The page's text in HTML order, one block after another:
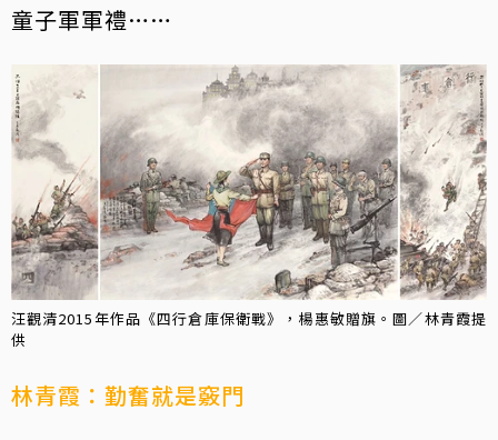
童子軍軍禮……
汪觀清2015年作品《四行倉庫保衛戰》，楊惠敏贈旗。圖／林青霞提
供
林青霞：勤奮就是竅門